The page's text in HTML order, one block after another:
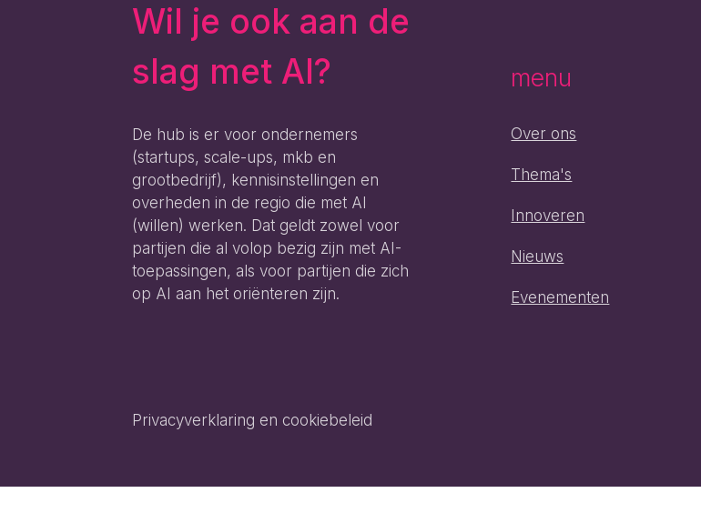
Wil je ook aan de
slag met AI?
De hub is er voor ondernemers
(startups, scale-ups, mkb en
grootbedrijf), kennisinstellingen en
overheden in de regio die met AI
(willen) werken. Dat geldt zowel voor
partijen die al volop bezig zijn met AI-
toepassingen, als voor partijen die zich
op AI aan het oriënteren zijn.
menu
Over ons
Thema's
Innoveren
Nieuws
Evenementen
Privacyverklaring en cookiebeleid